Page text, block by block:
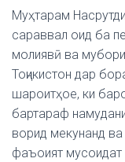
Муҳтарам
сараввал оид ба
молиявӣ ва
Тоҷикистон дар
шароитҳое, ки
бартараф
ворид мекунанд ва
фаъоият